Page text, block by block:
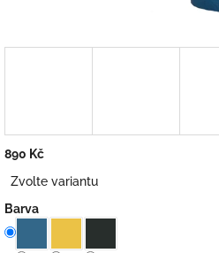
890 Kč
cena:
Zvolte variantu
Barva